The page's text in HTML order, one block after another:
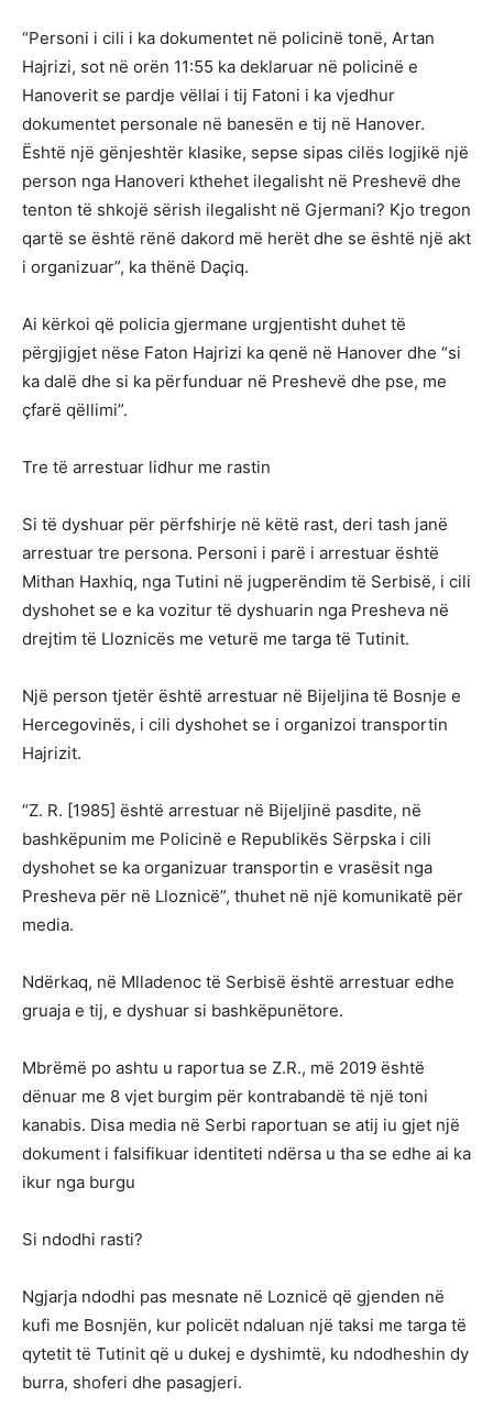
“Personi i cili i ka dokumentet në policinë tonë, Artan
Hajrizi, sot në orën 11:55 ka deklaruar në policinë e
Hanoverit se pardje vëllai i tij Fatoni i ka vjedhur
dokumentet personale në banesën e tij në Hanover.
Është një gënjeshtër klasike, sepse sipas cilës logjikë një
person nga Hanoveri kthehet ilegalisht në Preshevë dhe
tenton të shkojë sërish ilegalisht në Gjermani? Kjo tregon
qartë se është rënë dakord më herët dhe se është një akt
i organizuar”, ka thënë Daçiq.
Ai kërkoi që policia gjermane urgjentisht duhet të
përgjigjet nëse Faton Hajrizi ka qenë në Hanover dhe “si
ka dalë dhe si ka përfunduar në Preshevë dhe pse, me
çfarë qëllimi”.
Tre të arrestuar lidhur me rastin
Si të dyshuar për përfshirje në këtë rast, deri tash janë
arrestuar tre persona. Personi i parë i arrestuar është
Mithan Haxhiq, nga Tutini në jugperëndim të Serbisë, i cili
dyshohet se e ka vozitur të dyshuarin nga Presheva në
drejtim të Lloznicës me veturë me targa të Tutinit.
Një person tjetër është arrestuar në Bijeljina të Bosnje e
Hercegovinës, i cili dyshohet se i organizoi transportin
Hajrizit.
“Z. R. [1985] është arrestuar në Bijeljinë pasdite, në
bashkëpunim me Policinë e Republikës Sërpska i cili
dyshohet se ka organizuar transportin e vrasësit nga
Presheva për në Lloznicë”, thuhet në një komunikatë për
media.
Ndërkaq, në Mlladenoc të Serbisë është arrestuar edhe
gruaja e tij, e dyshuar si bashkëpunëtore.
Mbrëmë po ashtu u raportua se Z.R., më 2019 është
dënuar me 8 vjet burgim për kontrabandë të një toni
kanabis. Disa media në Serbi raportuan se atij iu gjet një
dokument i falsifikuar identiteti ndërsa u tha se edhe ai ka
ikur nga burgu
Si ndodhi rasti?
Ngjarja ndodhi pas mesnate në Loznicë që gjenden në
kufi me Bosnjën, kur policët ndaluan një taksi me targa të
qytetit të Tutinit që u dukej e dyshimtë, ku ndodheshin dy
burra, shoferi dhe pasagjeri.